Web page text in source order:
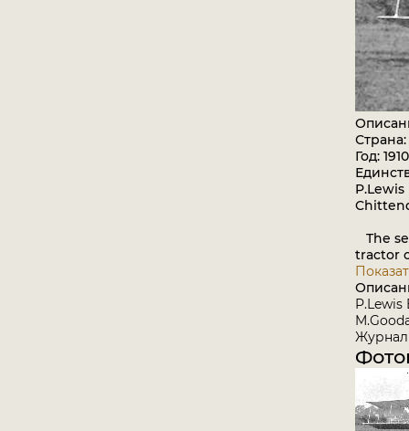
Год: 1910
The
tractor
P.Lewis